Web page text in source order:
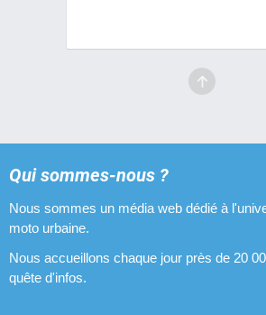
Qui sommes-nous ?
Nous sommes un média web dédié à
moto urbaine.
Nous accueillons chaque jour près de 20
quête d'infos.